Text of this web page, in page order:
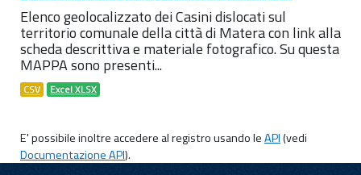
Elenco geolocalizzato dei Casini dislocati sul
territorio comunale della città di Matera con link alla
scheda descrittiva e materiale fotografico. Su questa
MAPPA sono presenti...
CSV Excel XLSX
E' possibile inoltre accedere al registro usando leAPI(vedi
Documentazione API).